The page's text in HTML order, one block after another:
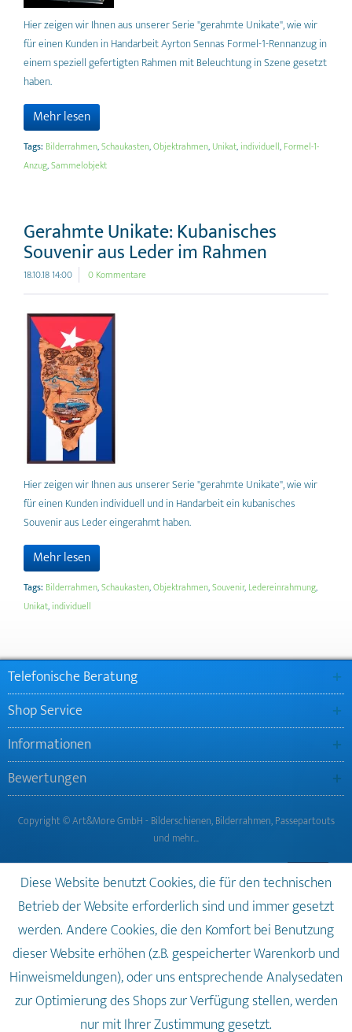
Hier zeigen wir Ihnen aus unserer Serie "gerahmte Unikate", wie wir
für einen Kunden in Handarbeit Ayrton Sennas Formel-1-Rennanzug in
einem speziell gefertigten Rahmen mit Beleuchtung in Szene gesetzt
haben.
Mehr lesen
Tags: Bilderrahmen,Schaukasten,Objektrahmen, Unikat, individuell, Formel-1-
Anzug,Sammelobjekt
Gerahmte Unikate: Kubanisches
Souvenir aus Leder im Rahmen
18.10.18 14:00 0 Kommentare
Hier zeigen wir Ihnen aus unserer Serie "gerahmte Unikate", wie wir
für einen Kunden individuell und in Handarbeit ein kubanisches
Souvenir aus Leder eingerahmt haben.
Mehr lesen
Tags: Bilderrahmen,Schaukasten,Objektrahmen,Souvenir, Ledereinrahmung,
Unikat, individuell
Telefonische Beratung
Shop Service
Informationen
Bewertungen
Copyright © Art&More GmbH - Bilderschienen, Bilderrahmen, Passepartouts
und mehr…
Diese Website benutzt Cookies, die für den technischen
Betrieb der Website erforderlich sind und immer gesetzt
werden. Andere Cookies, die den Komfort bei Benutzung
dieser Website erhöhen (z.B. gespeicherter Warenkorb und
Hinweismeldungen), oder uns entsprechende Analysedaten
zur Optimierung des Shops zur Verfügung stellen, werden
nur mit Ihrer Zustimmung gesetzt.